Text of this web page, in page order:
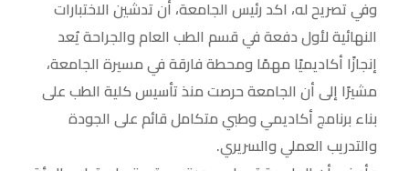
وفي تصريح له، اكد رئيس الجامعة، أن تدشين الاختبارات
النهائية لأول دفعة في قسم الطب العام والجراحة يُعد
إنجازًا أكاديميًا مهمًا ومحطة فارقة في مسيرة الجامعة،
مشيرًا إلى أن الجامعة حرصت منذ تأسيس كلية الطب على
بناء برنامج أكاديمي وطبي متكامل قائم على الجودة
والتدريب العملي والسريري.